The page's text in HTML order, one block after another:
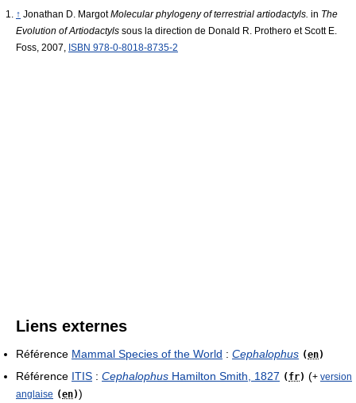
↑ Jonathan D. MargotMolecular phylogeny of terrestrial artiodactyls. in The
Evolution of Artiodactyls sous la direction de Donald R. Prothero et Scott E.
Foss, 2007, ISBN 978-0-8018-8735-2
Liens externes
Référence Mammal Species of the World : Cephalophus (en)
Référence ITIS : Cephalophus Hamilton Smith, 1827 (fr) (+ version
anglaise (en))